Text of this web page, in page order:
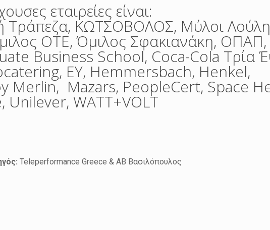
εταιρείες είναι:
Τράπεζα, ΚΩΤΣΟΒΟΛΟΣ, Μύλοι
ΟΤΕ, Όμιλος Σφακιανάκη, ΟΠΑΠ,
Business School, Coca-Cola Τρία
ΕΥ, Hemmersbach, Henkel,
Merlin, Mazars, PeopleCert, Space
WATT+VOLT
Teleperformance Greece & ΑΒ Βασιλόπουλος